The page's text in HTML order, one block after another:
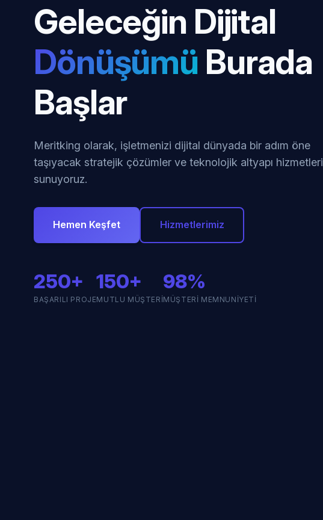
Geleceğin Dijital
Dönüşümü Burada
Başlar
Meritking olarak, işletmenizi dijital dünyada bir adım öne
taşıyacak stratejik çözümler ve teknolojik altyapı hizmetleri
sunuyoruz.
Hemen Keşfet Hizmetlerimiz
250+
BAŞARILI PROJE
150+
MUTLU MÜŞTERI
98%
MÜŞTERI MEMNUNIYETI